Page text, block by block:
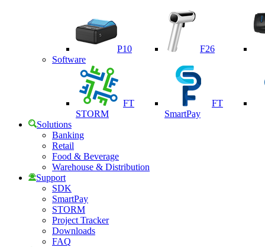
P10
F26
Software
FT
STORM
FT
SmartPay
Solutions
Banking
Retail
Food & Beverage
Warehouse & Distribution
Support
SDK
SmartPay
STORM
Project Tracker
Downloads
FAQ